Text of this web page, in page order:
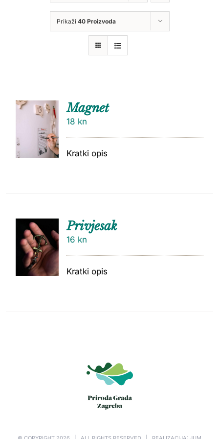
Prikaži 40 Proizvoda
DODAJ
Magnet
18 kn
Kratki opis
DODAJ
U
KOŠARI
CU
Privjesak
16 kn
Kratki opis